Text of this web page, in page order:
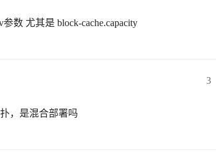
数 尤其是 block-cache.capacity
3
，是混合部署吗